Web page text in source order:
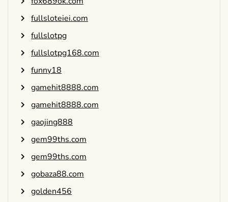
fullsloteiei.com
fullslotpg
fullslotpg168.com
funny18
gamehit8888.com
gamehit8888.com
gaojing888
gem99ths.com
gem99ths.com
gobaza88.com
golden456